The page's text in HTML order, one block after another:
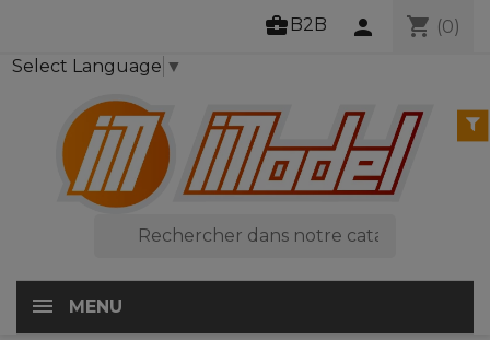
business_center B2B shopping_cart (0)
person

MENU
Select Language ▼